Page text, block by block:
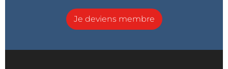
Je deviens membre